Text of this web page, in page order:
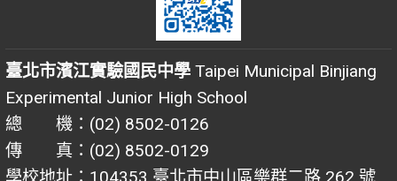
臺北市濱江實驗國民中學 Taipei Municipal Binjiang
Experimental Junior High School
總 機：(02) 8502-0126
傳 真：(02) 8502-0129